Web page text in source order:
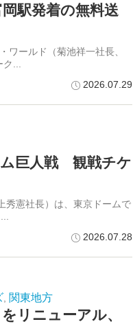
駅発着の無料送
ールド（菊池祥一社長、
ク...
2026.07.29
ム巨人戦 観戦チケ
憲社長）は、東京ドームで
2026.07.28
関東地方
リニューアル、